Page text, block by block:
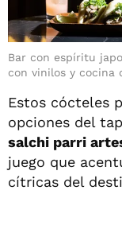
Bar con espíritu
con vinilos y cocina
Estos cócteles
opciones del
salchi parri
juego que
cítricas del